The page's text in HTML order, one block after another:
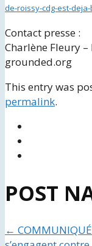
de-roissy-cdg-est-
Contact presse :
Charlène Fleury
grounded.org
This entry was
permalink.
POST
←